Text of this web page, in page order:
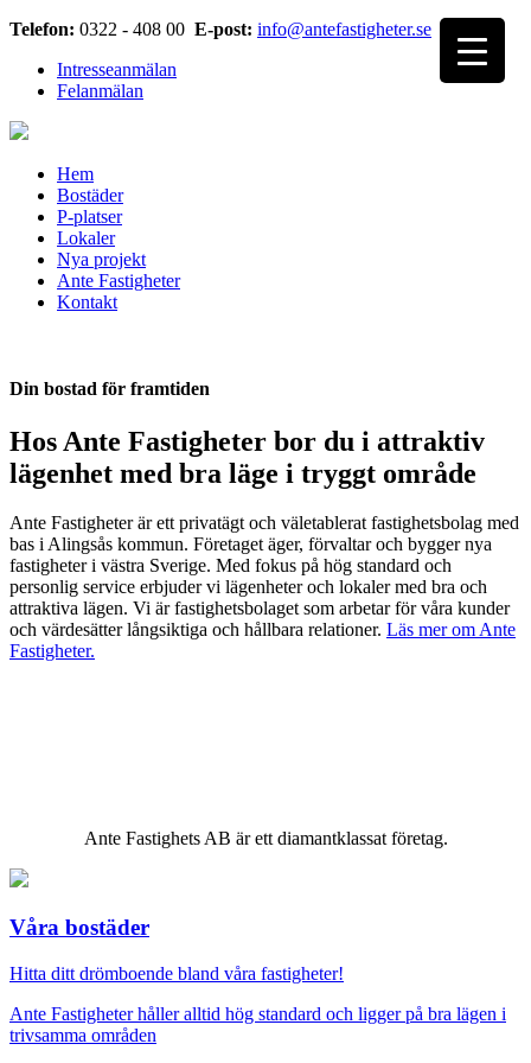
Telefon: 0322 - 408 00 E-post: info@antefastigheter.se
Intresseanmälan
Felanmälan
Hem
Bostäder
P-platser
Lokaler
Nya projekt
Ante Fastigheter
Kontakt
Din bostad för framtiden
Hos Ante Fastigheter bor du i attraktiv
lägenhet med bra läge i tryggt område
Ante Fastigheter är ett privatägt och väletablerat fastighetsbolag med
bas i Alingsås kommun. Företaget äger, förvaltar och bygger nya
fastigheter i västra Sverige. Med fokus på hög standard och
personlig service erbjuder vi lägenheter och lokaler med bra och
attraktiva lägen. Vi är fastighetsbolaget som arbetar för våra kunder
och värdesätter långsiktiga och hållbara relationer. Läs mer om Ante
Fastigheter.
Ante Fastighets AB är ett diamantklassat företag.
Våra bostäder
Hitta ditt drömboende bland våra fastigheter!
Ante Fastigheter håller alltid hög standard och ligger på bra lägen i
trivsamma områden